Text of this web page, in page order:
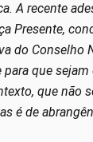
A recente
Presente,
do Conselho
que sejam
que não
é de